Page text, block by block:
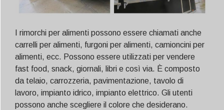
I rimorchi per alimenti possono essere chiamati anche
carrelli per alimenti, furgoni per alimenti, camioncini per
alimenti, ecc. Possono essere utilizzati per vendere
fast food, snack, giornali, libri e così via. È composto
da telaio, carrozzeria, pavimentazione, tavolo di
lavoro, impianto idrico, impianto elettrico. Gli utenti
possono anche scegliere il colore che desiderano.